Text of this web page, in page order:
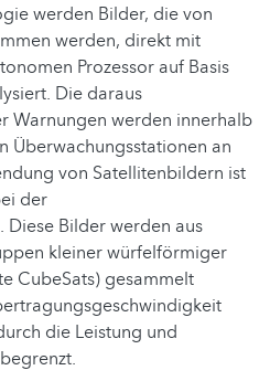
werden Bilder, die von
werden, direkt mit
Prozessor auf Basis
Die daraus
Warnungen werden innerhalb
Überwachungsstationen an
von Satellitenbildern ist
der
Diese Bilder werden aus
kleiner würfelförmiger
CubeSats) gesammelt
die Leistung und